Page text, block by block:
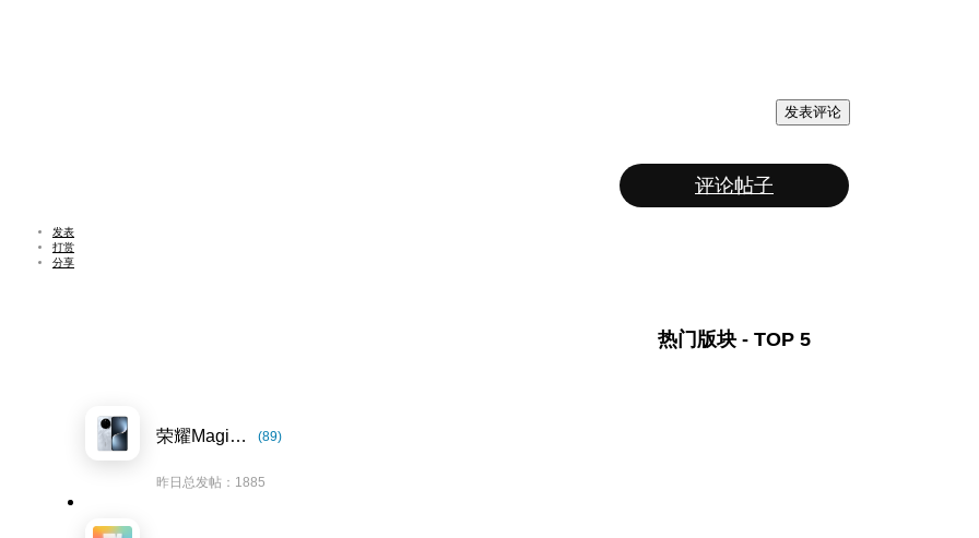
发表评论
评论帖子
发表
打赏
分享
热门版块 - TOP 5
荣耀Magic7系列 (89)
昨日总发帖：1885